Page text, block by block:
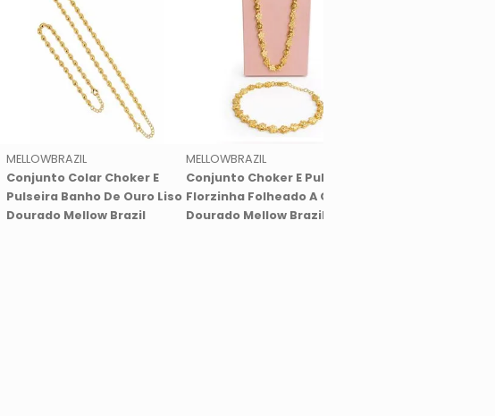
MELLOWBRAZIL
Conjunto Colar Choker E
Pulseira Banho De Ouro Liso
Dourado Mellow Brazil
MELLOWBRAZIL
Conjunto Choker E Pulseira
Florzinha Folheado A Ouro
Dourado Mellow Brazil